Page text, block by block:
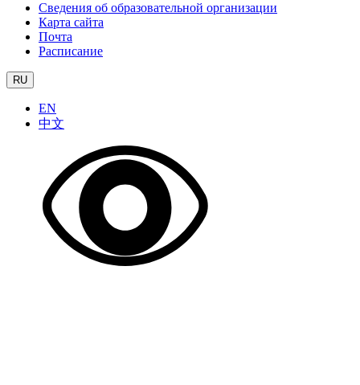
Сведения об образовательной организации
Карта сайта
Почта
Расписание
RU
EN
中文